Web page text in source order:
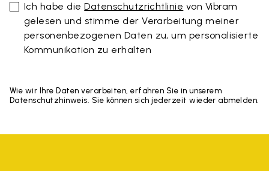
Ich habe dieDatenschutzrichtlinie von Vibram
gelesen und stimme der Verarbeitung meiner
personenbezogenen Daten zu, um personalisierte
Kommunikation zu erhalten
Wie wir Ihre Daten verarbeiten, erfahren Sie in unserem
Datenschutzhinweis. Sie können sich jederzeit wieder abmelden.